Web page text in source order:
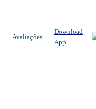
Avaliações
Download
App